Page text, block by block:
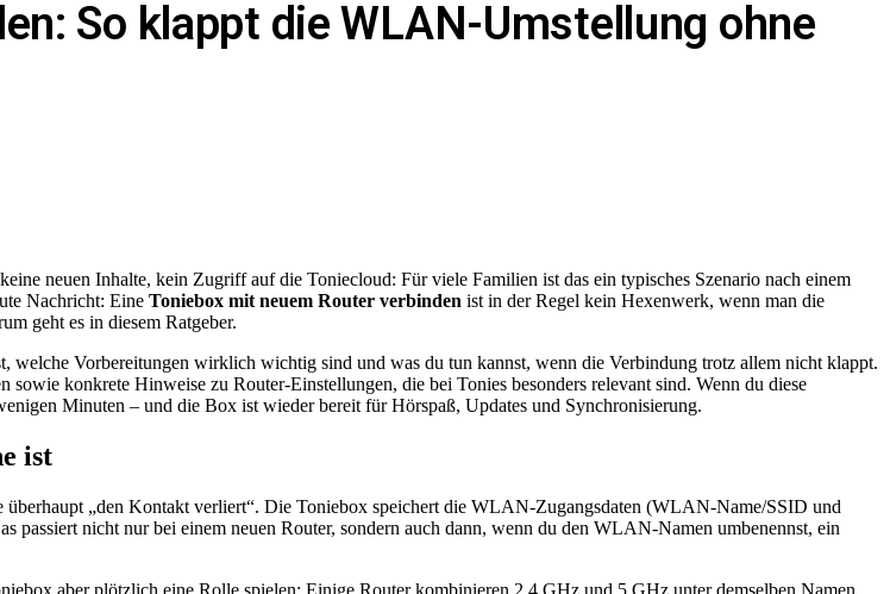
So klappt die WLAN-Umstellung ohne
neuen Inhalte, kein Zugriff auf die Toniecloud: Für viele Familien ist das ein typisches Szenario nach einem
Nachricht: Eine Toniebox mit neuem Router verbinden ist in der Regel kein Hexenwerk, wenn man die
geht es in diesem Ratgeber.
Vorbereitungen wirklich wichtig sind und was du tun kannst, wenn die Verbindung trotz allem nicht klappt.
konkrete Hinweise zu Router-Einstellungen, die bei Tonies besonders relevant sind. Wenn du diese
Minuten – und die Box ist wieder bereit für Hörspaß, Updates und Synchronisierung.
ist
überhaupt „den Kontakt verliert“. Die Toniebox speichert die WLAN-Zugangsdaten (WLAN-Name/SSID und
passiert nicht nur bei einem neuen Router, sondern auch dann, wenn du den WLAN-Namen umbenennst, ein
aber plötzlich eine Rolle spielen: Einige Router kombinieren 2,4 GHz und 5 GHz unter demselben Namen,